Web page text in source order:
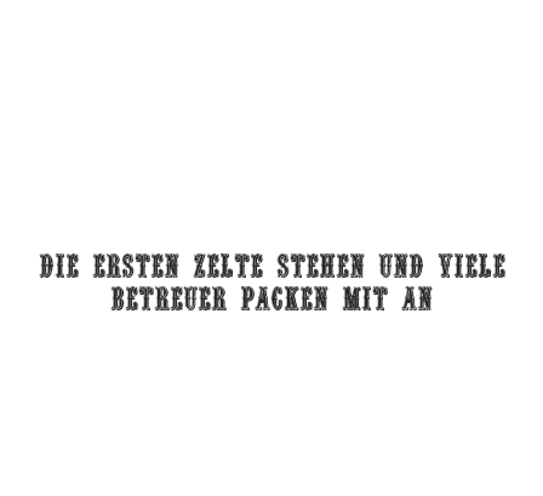
Die ersten zelte stehen und viele
betreuer packen mit an